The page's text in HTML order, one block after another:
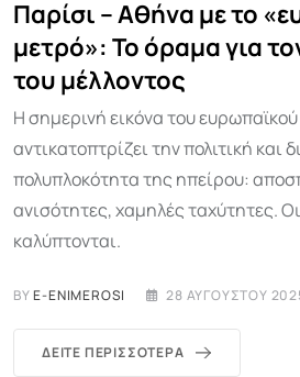
Παρίσι – Αθήνα με το
μετρό»: Το όραμα για
του μέλλοντος
Η σημερινή εικόνα του
αντικατοπτρίζει την πολιτική και
πολυπλοκότητα της ηπείρου:
ανισότητες, χαμηλές ταχύτητες.
καλύπτονται.
BYE-ENIMEROSI 28 ΑΥΓΟΎΣΤΟΥ
ΔΕΊΤΕ ΠΕΡΙΣΣΌΤΕΡΑ